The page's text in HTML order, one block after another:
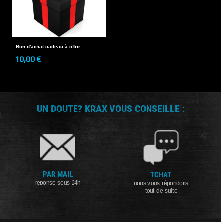
Bon d'achat cadeau à offrir
10,00 €
UN DOUTE? KRAX VOUS CONSEILLE :
PAR MAIL
reponse sous 24h
TCHAT
nous vous répondons
tout de suite